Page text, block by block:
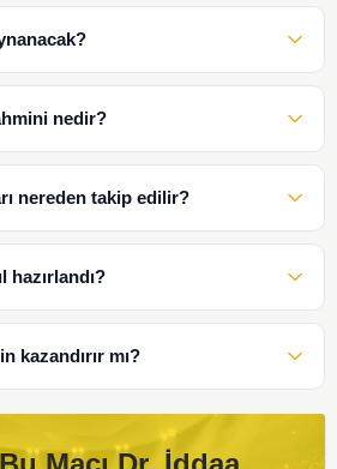
nedir?
nereden takip edilir?
hazırlandı?
kazandırır mı?